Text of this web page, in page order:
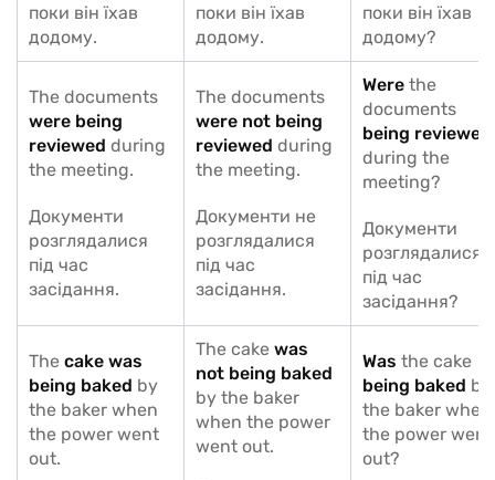
поки він їхав
додому.
поки він їхав
додому.
поки він їхав
додому?
The documents
were being
reviewed during
the meeting.
Документи
розглядалися
під час
засідання.
The documents
were not being
reviewed during
the meeting.
Документи не
розглядалися
під час
засідання.
Were the
documents
being reviewed
during the
meeting?
Документи
розглядалися
під час
засідання?
The cake was
being baked by
the baker when
the power went
out.
The cake was
not being baked
by the baker
when the power
went out.
Was the cake
being baked by
the baker when
the power went
out?